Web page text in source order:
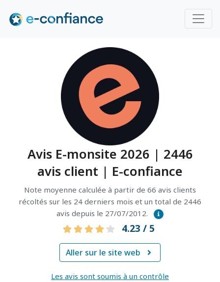
Avis E-monsite 2026 | 2446
avis client | E-confiance
Note moyenne calculée à partir de 66 avis clients
récoltés sur les 24 derniers mois et un total de 2446
avis depuis le 27/07/2012.
4.23 / 5
Aller sur le site web 
Les avis sont soumis à un contrôle